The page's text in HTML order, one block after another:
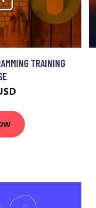
TRAINING